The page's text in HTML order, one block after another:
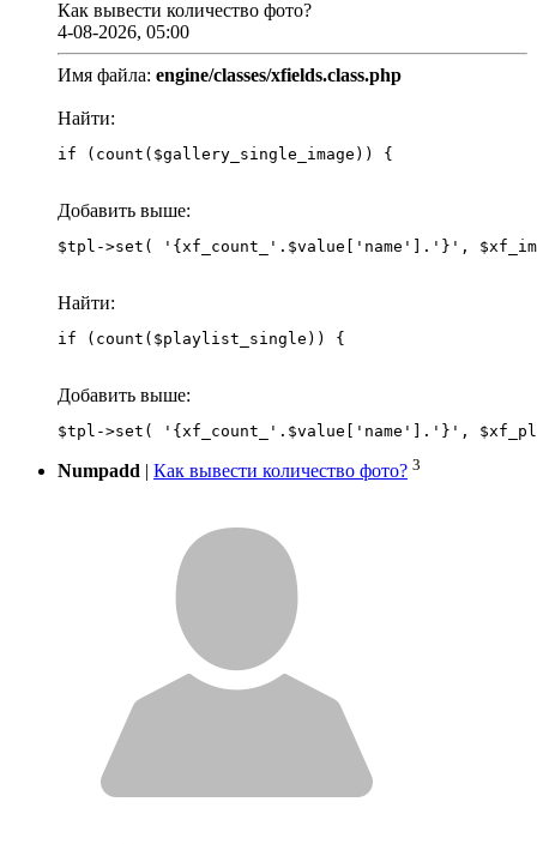
Как вывести количество фото?
4-08-2026, 05:00
Имя файла: engine/classes/xfields.class.php
Найти:
if (count($gallery_single_image)) {
Добавить выше:
Найти:
if (count($playlist_single)) {
Добавить выше:
Numpadd | Как вывести количество фото? 3